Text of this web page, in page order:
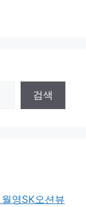
검색
영SK오션뷰